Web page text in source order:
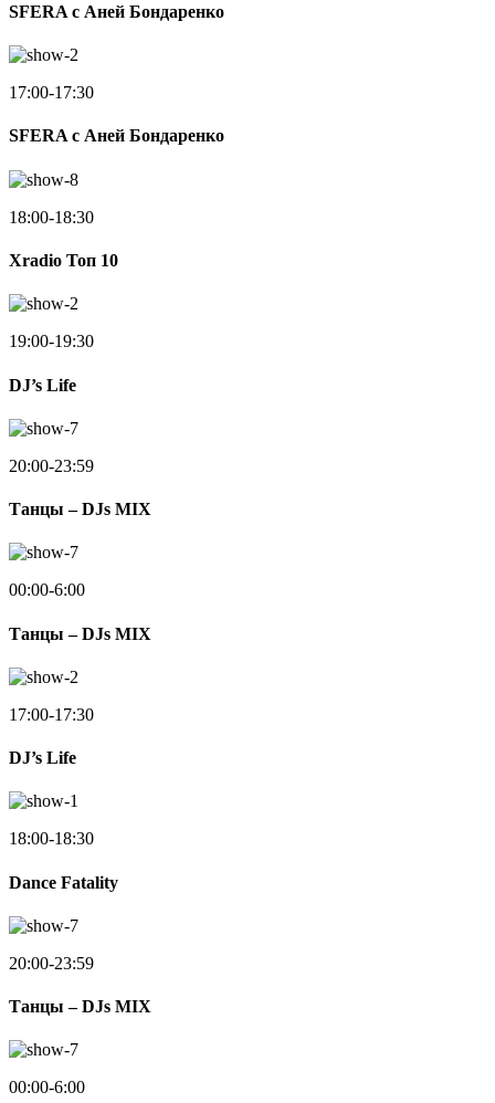
SFERA с Аней Бондаренко
17:00-17:30
SFERA с Аней Бондаренко
18:00-18:30
Xradio Топ 10
19:00-19:30
DJ’s Life
20:00-23:59
Танцы – DJs MIX
00:00-6:00
Танцы – DJs MIX
17:00-17:30
DJ’s Life
18:00-18:30
Dance Fatality
20:00-23:59
Танцы – DJs MIX
00:00-6:00